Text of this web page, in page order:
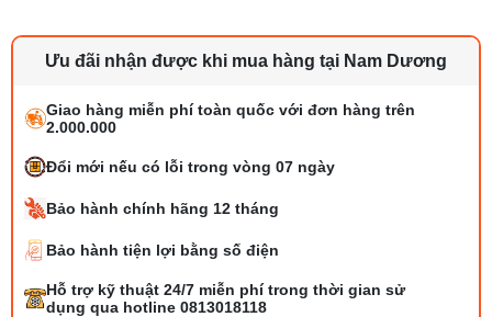
Ưu đãi nhận được khi mua hàng tại Nam Dương
Giao hàng miễn phí toàn quốc với đơn hàng trên
2.000.000
Đổi mới nếu có lỗi trong vòng 07 ngày
Bảo hành chính hãng 12 tháng
Bảo hành tiện lợi bằng số điện
Hỗ trợ kỹ thuật 24/7 miễn phí trong thời gian sử
dụng qua hotline 0813018118
Tổng hợp 6 loại kéo cắt vải ngành may
đáng mua